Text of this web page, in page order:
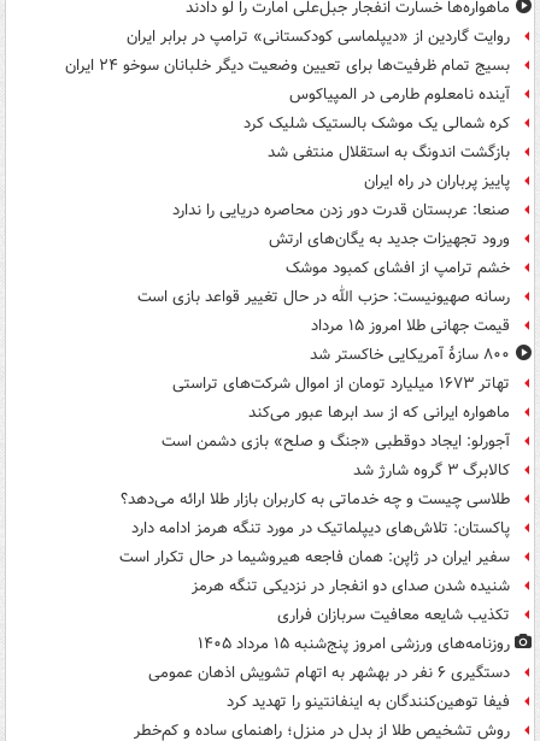
ماهواره‌ها خسارت انفجار جبل‌علی امارت را لو دادند
روایت گاردین از «دیپلماسی کودکستانی» ترامپ در برابر ایران
بسیج تمام ظرفیت‌ها برای تعیین وضعیت دیگر خلبانان سوخو ۲۴ ایران
آینده نامعلوم طارمی در المپیاکوس
کره شمالی یک موشک بالستیک شلیک کرد
بازگشت اندونگ به استقلال منتفی شد
پاییز پرباران در راه ایران
صنعا: عربستان قدرت دور زدن محاصره دریایی را ندارد
ورود تجهیزات جدید به یگان‌های ارتش
خشم ترامپ از افشای کمبود موشک
رسانه صهیونیست: حزب الله در حال تغییر قواعد بازی است
قیمت جهانی طلا امروز ۱۵ مرداد
۸۰۰ سازۀ آمریکایی خاکستر شد
تهاتر ۱۶۷۳ میلیارد تومان از اموال شرکت‌های تراستی
ماهواره ایرانی که از سد ابرها عبور می‌کند
آجورلو: ایجاد دوقطبی «جنگ و صلح‌» بازی دشمن است
کالابرگ ۳ گروه شارژ شد
طلاسی چیست و چه خدماتی به کاربران بازار طلا ارائه می‌دهد؟
پاکستان: تلاش‌های دیپلماتیک در مورد تنگه هرمز ادامه دارد
سفیر ایران در ژاپن: همان فاجعه هیروشیما در حال تکرار است
شنیده شدن صدای دو انفجار در نزدیکی تنگه هرمز
تکذیب شایعه معافیت سربازان فراری
روزنامه‌های ورزشی امروز پنج‌شنبه ۱۵ مرداد ۱۴۰۵
دستگیری ۶ نفر در بهشهر به اتهام تشویش اذهان عمومی
فیفا توهین‌کنندگان به اینفانتینو را تهدید کرد
روش تشخیص طلا از بدل در منزل؛ راهنمای ساده و کم‌خطر